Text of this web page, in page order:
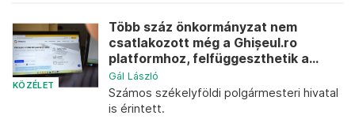
KÖZÉLET
Több száz önkormányzat nem
csatlakozott még a Ghișeul.ro
platformhoz, felfüggeszthetik a...
Gál László
Számos székelyföldi polgármesteri hivatal
is érintett.